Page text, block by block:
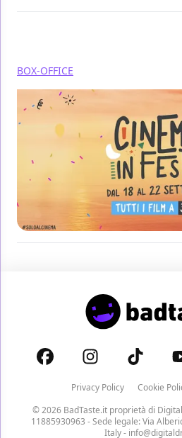
BOX-OFFICE
Privacy Policy Cookie
© 2026 BadTaste.it proprietà di
11885930963 - Sede legale: Via
Italy -